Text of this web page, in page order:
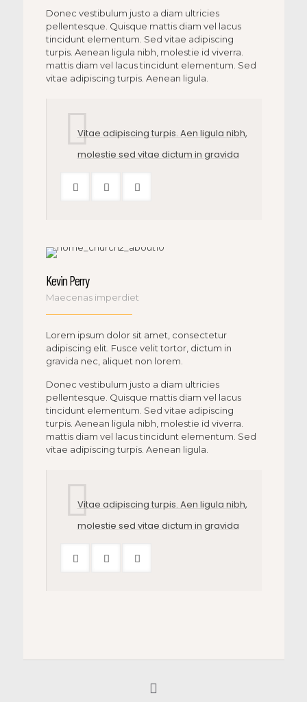
Donec vestibulum justo a diam ultricies
pellentesque. Quisque mattis diam vel lacus
tincidunt elementum. Sed vitae adipiscing
turpis. Aenean ligula nibh, molestie id viverra.
mattis diam vel lacus tincidunt elementum. Sed
vitae adipiscing turpis. Aenean ligula.
Vitae adipiscing turpis. Aen ligula nibh,
molestie sed vitae dictum in gravida
Kevin Perry
Maecenas imperdiet
Lorem ipsum dolor sit amet, consectetur
adipiscing elit. Fusce velit tortor, dictum in
gravida nec, aliquet non lorem.
Donec vestibulum justo a diam ultricies
pellentesque. Quisque mattis diam vel lacus
tincidunt elementum. Sed vitae adipiscing
turpis. Aenean ligula nibh, molestie id viverra.
mattis diam vel lacus tincidunt elementum. Sed
vitae adipiscing turpis. Aenean ligula.
Vitae adipiscing turpis. Aen ligula nibh,
molestie sed vitae dictum in gravida